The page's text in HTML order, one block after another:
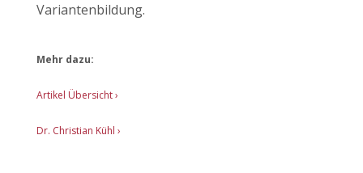
Variantenbildung.
Mehr dazu:
Artikel Übersicht›
Dr. Christian Kühl ›